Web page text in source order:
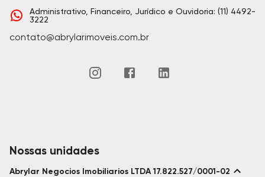
Administrativo, Financeiro, Jurídico e Ouvidoria: (11) 4492-
3222
contato@abrylarimoveis.com.br
Nossas unidades
Abrylar Negocios Imobiliarios LTDA 17.822.527/0001-02